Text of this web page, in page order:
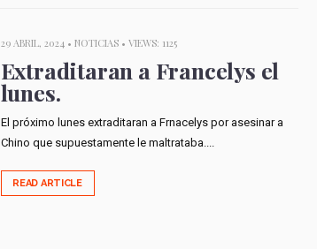
29 ABRIL, 2024 • NOTICIAS• VIEWS: 1125
Extraditaran a Francelys el
lunes.
El próximo lunes extraditaran a Frnacelys por asesinar a
Chino que supuestamente le maltrataba....
READ ARTICLE